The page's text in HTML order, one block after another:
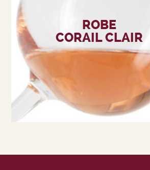
ROBE
CORAIL CLAIR